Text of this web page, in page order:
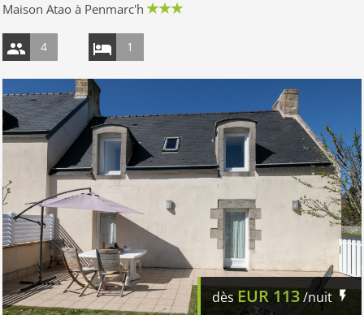
Maison Atao à Penmarc'h
4 1
dès EUR 113/nuit